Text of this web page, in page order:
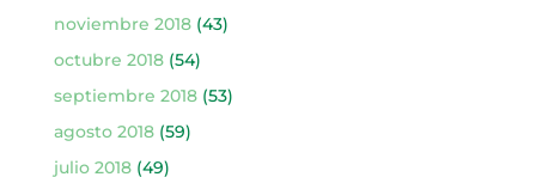
noviembre 2018(43)
octubre 2018(54)
septiembre 2018(53)
agosto 2018(59)
julio 2018(49)